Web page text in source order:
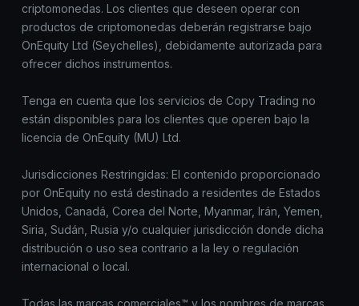
criptomonedas. Los clientes que deseen operar con
productos de criptomonedas deberán registrarse bajo
OnEquity Ltd (Seychelles), debidamente autorizada para
ofrecer dichos instrumentos.
Tenga en cuenta que los servicios de Copy Trading no
están disponibles para los clientes que operen bajo la
licencia de OnEquity (MU) Ltd.
Jurisdicciones Restringidas: El contenido proporcionado
por OnEquity no está destinado a residentes de Estados
Unidos, Canadá, Corea del Norte, Myanmar, Irán, Yemen,
Siria, Sudán, Rusia y/o cualquier jurisdicción donde dicha
distribución o uso sea contrario a la ley o regulación
internacional o local.
Todas las marcas comerciales™ y los nombres de marcas